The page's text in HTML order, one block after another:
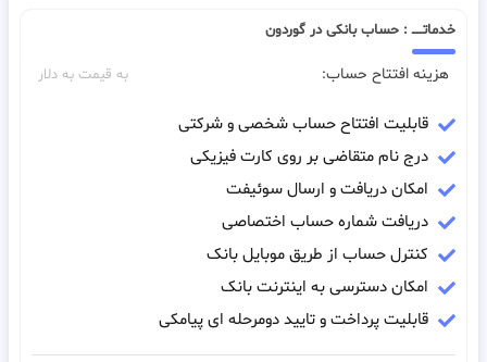
خدماتـــــ : حساب بانکی در گوردون
هزینه افتتاح حساب: به قیمت به دلار
قابلیت افتتاح حساب شخصی و شرکتی
درج نام متقاضی بر روی کارت فیزیکی
امکان دریافت و ارسال سوئیفت
دریافت شماره حساب اختصاصی
کنترل حساب از طریق موبایل بانک
امکان دسترسی به اینترنت بانک
قابلیت پرداخت و تایید دومرحله ای پیامکی